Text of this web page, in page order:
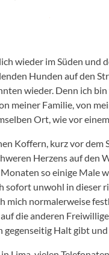
wieder im Süden und
Hunden auf den
wieder. Denn ich
meiner Familie, von
Ort, wie vor
Koffern, kurz vor dem
Herzens auf den
so einige Male
sofort unwohl in dieser
mich normalerweise
die anderen
gegenseitig Halt gibt